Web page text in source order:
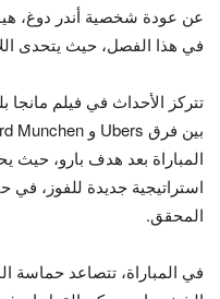
عن عودة شخصية أندر دوغ،
في هذا الفصل، حيث يتحدى
المحقق.
في المباراة، تتصاعد حماسة